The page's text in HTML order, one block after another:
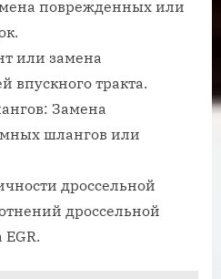
поврежденных или
или замена
впускного тракта.
Замена
шлангов или
дроссельной
дроссельной